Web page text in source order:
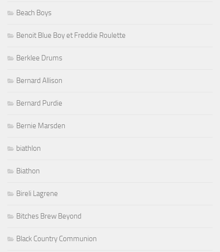
Beach Boys
Benoit Blue Boy et Freddie Roulette
Berklee Drums
Bernard Allison
Bernard Purdie
Bernie Marsden
biathlon
Biathon
Bireli Lagrene
Bitches Brew Beyond
Black Country Communion